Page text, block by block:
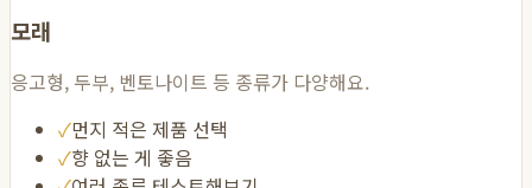
모래
응고형, 두부, 벤토나이트 등 종류가 다양해요.
✓먼지 적은 제품 선택
✓향 없는 게 좋음